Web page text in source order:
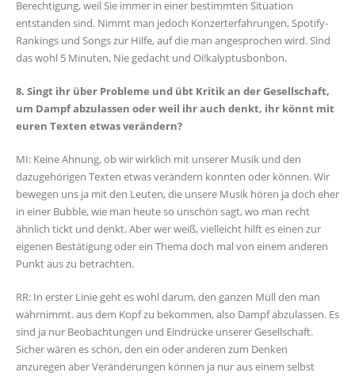
Berechtigung, weil Sie immer in einer bestimmten Situation
entstanden sind. Nimmt man jedoch Konzerterfahrungen, Spotify-
Rankings und Songs zur Hilfe, auf die man angesprochen wird. Sind
das wohl 5 Minuten, Nie gedacht und Oi!kalyptusbonbon.
8. Singt ihr über Probleme und übt Kritik an der Gesellschaft,
um Dampf abzulassen oder weil ihr auch denkt, ihr könnt mit
euren Texten etwas verändern?
MI: Keine Ahnung, ob wir wirklich mit unserer Musik und den
dazugehörigen Texten etwas verändern konnten oder können. Wir
bewegen uns ja mit den Leuten, die unsere Musik hören ja doch eher
in einer Bubble, wie man heute so unschön sagt, wo man recht
ähnlich tickt und denkt. Aber wer weiß, vielleicht hilft es einen zur
eigenen Bestätigung oder ein Thema doch mal von einem anderen
Punkt aus zu betrachten.
RR: In erster Linie geht es wohl darum, den ganzen Müll den man
wahrnimmt. aus dem Kopf zu bekommen, also Dampf abzulassen. Es
sind ja nur Beobachtungen und Eindrücke unserer Gesellschaft.
Sicher wären es schön, den ein oder anderen zum Denken
anzuregen aber Veränderungen können ja nur aus einem selbst